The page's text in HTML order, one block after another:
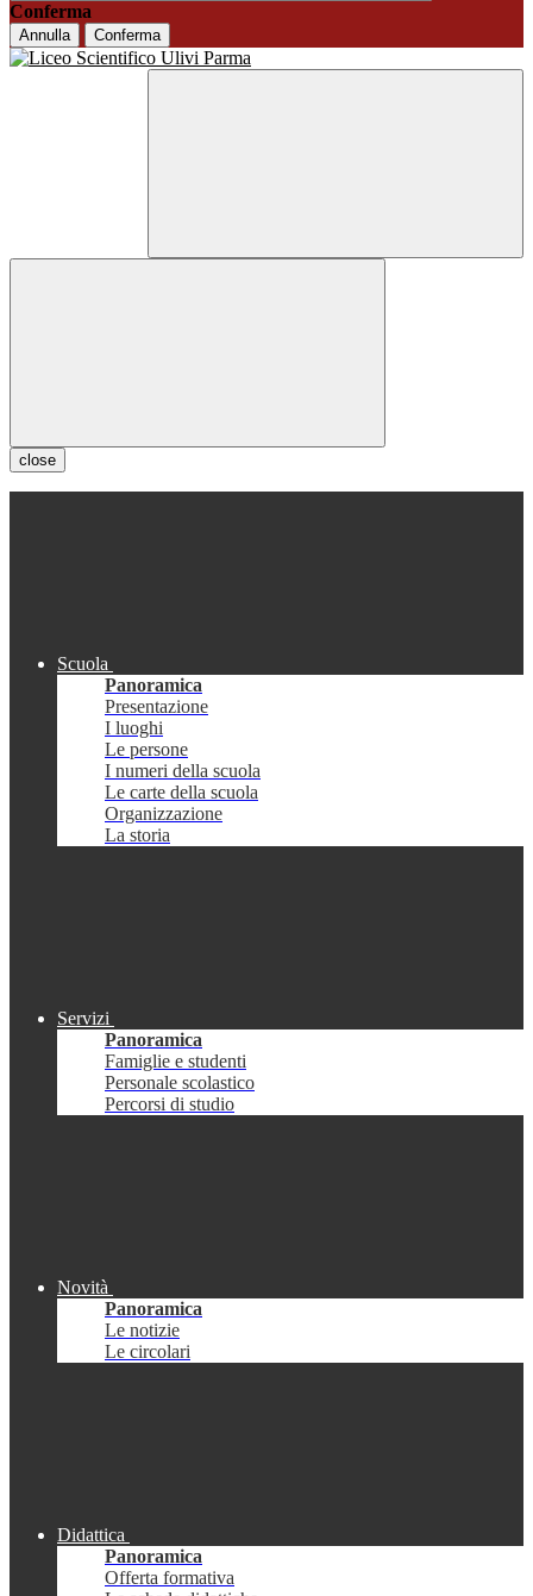
Conferma
Annulla Conferma
close
Scuola
Panoramica
Presentazione
I luoghi
Le persone
I numeri della scuola
Le carte della scuola
Organizzazione
La storia
Servizi
Panoramica
Famiglie e studenti
Personale scolastico
Percorsi di studio
Novità
Panoramica
Le notizie
Le circolari
Didattica
Panoramica
Offerta formativa